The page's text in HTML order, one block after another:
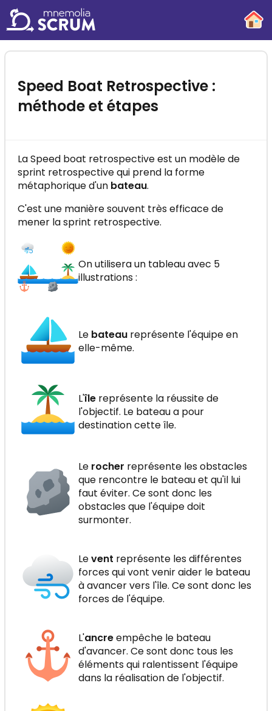
Speed Boat Retrospective :
méthode et étapes
La Speed boat retrospective est un modèle de
sprint retrospective qui prend la forme
métaphorique d'un bateau.
C'est une manière souvent très efficace de
mener la sprint retrospective.
On utilisera un tableau avec 5
illustrations :
Le bateau représente l'équipe en
elle-même.
L'île représente la réussite de
l'objectif. Le bateau a pour
destination cette île.
Le rocher représente les obstacles
que rencontre le bateau et qu'il lui
faut éviter. Ce sont donc les
obstacles que l'équipe doit
surmonter.
Levent représente les différentes
forces qui vont venir aider le bateau
à avancer vers l'île. Ce sont donc les
forces de l'équipe.
L'ancreempêche le bateau
d'avancer. Ce sont donc tous les
éléments qui ralentissent l'équipe
dans la réalisation de l'objectif.
Fiche récapitulative SCRUM
Retrouvez en une page, l'ensemble des
concepts SCRUM pour s'y retrouver en un
clin d'œil